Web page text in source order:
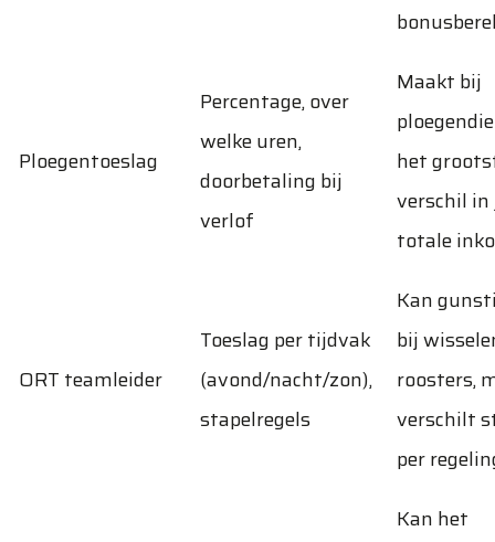
Ploegentoeslag
Percentage, over
welke uren,
doorbetaling bij
verlof
Maakt bij
het
verschil in
totale
ORT teamleider
Toeslag per tijdvak
(avond/nacht/zon),
stapelregels
Kan
bij
roosters,
verschilt
per
Kan het